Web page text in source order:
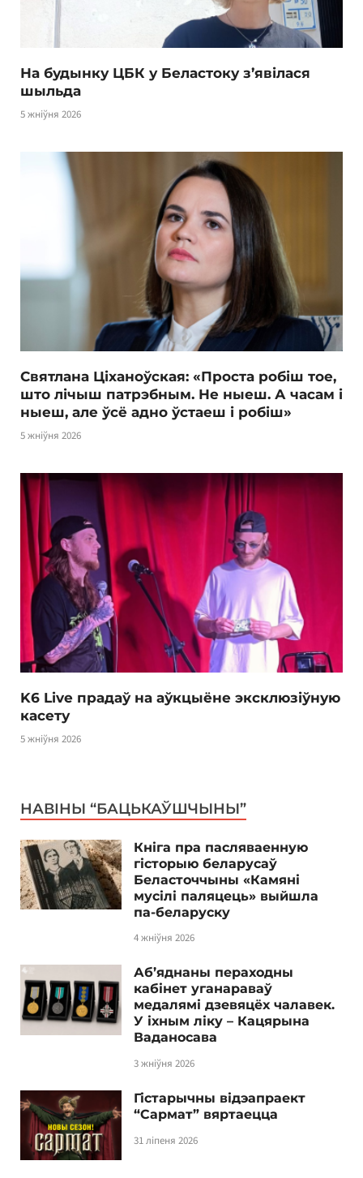
На будынку ЦБК у Беластоку з’явілася
шыльда
5 жніўня 2026
Святлана Ціханоўская: «Проста робіш тое,
што лічыш патрэбным. Не ныеш. А часам і
ныеш, але ўсё адно ўстаеш і робіш»
5 жніўня 2026
K6 Live прадаў на аўкцыёне эксклюзіўную
касету
5 жніўня 2026
НАВІНЫ “БАЦЬКАЎШЧЫНЫ”
Кніга пра пасляваенную
гісторыю беларусаў
Беласточчыны «Камяні
мусілі паляцець» выйшла
па-беларуску
4 жніўня 2026
Аб’яднаны пераходны
кабінет уганараваў
медалямі дзевяцёх чалавек.
У іхным ліку – Кацярына
Ваданосава
3 жніўня 2026
Гістарычны відэапраект
“Сармат” вяртаецца
31 ліпеня 2026